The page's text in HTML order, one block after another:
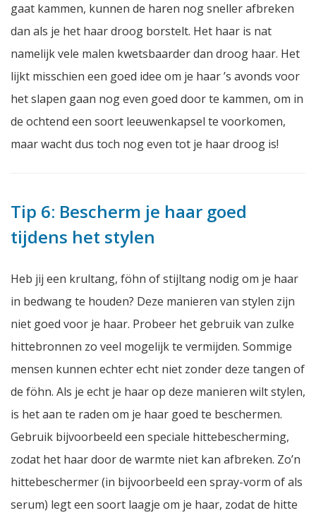
gaat kammen, kunnen de haren nog sneller afbreken
dan als je het haar droog borstelt. Het haar is nat
namelijk vele malen kwetsbaarder dan droog haar. Het
lijkt misschien een goed idee om je haar ’s avonds voor
het slapen gaan nog even goed door te kammen, om in
de ochtend een soort leeuwenkapsel te voorkomen,
maar wacht dus toch nog even tot je haar droog is!
Tip 6: Bescherm je haar goed
tijdens het stylen
Heb jij een krultang, föhn of stijltang nodig om je haar
in bedwang te houden? Deze manieren van stylen zijn
niet goed voor je haar. Probeer het gebruik van zulke
hittebronnen zo veel mogelijk te vermijden. Sommige
mensen kunnen echter echt niet zonder deze tangen of
de föhn. Als je echt je haar op deze manieren wilt stylen,
is het aan te raden om je haar goed te beschermen.
Gebruik bijvoorbeeld een speciale hittebescherming,
zodat het haar door de warmte niet kan afbreken. Zo’n
hittebeschermer (in bijvoorbeeld een spray-vorm of als
serum) legt een soort laagje om je haar, zodat de hitte